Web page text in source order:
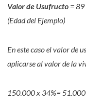
Valor de Usufructo = 89
(Edad del Ejemplo)
En este caso el valor de
aplicarse al valor de la
150.000 x 34%= 51.000